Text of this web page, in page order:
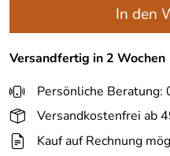
In den
Versandfertig in 2 Wochen
Persönliche
Versandkostenfrei ab
Kauf auf Rechnung